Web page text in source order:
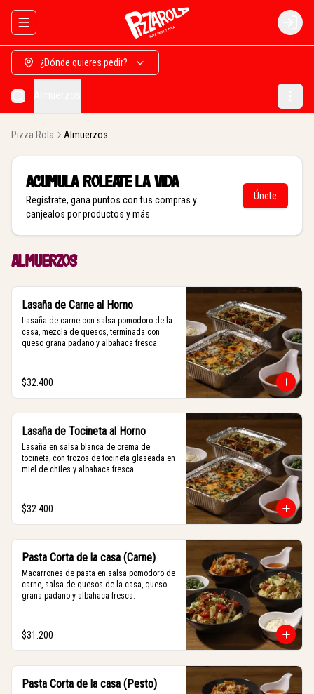
Abrir menu de navegación Login
¿Dónde quieres pedir?
Pizza Rola Almuerzos
AcumulaRoleate la vida
Regístrate, gana puntos con tus compras y
canjealos por productos y más
Únete
Almuerzos
Lasaña de Carne al Horno
Lasaña de carne con salsa pomodoro de la
casa, mezcla de quesos, terminada con
queso grana padano y albahaca fresca.
$32.400
Lasaña de Tocineta al Horno
Lasaña en salsa blanca de crema de
tocineta, con trozos de tocineta glaseada en
miel de chiles y albahaca fresca.
$32.400
Pasta Corta de la casa (Carne)
Macarrones de pasta en salsa pomodoro de
carne, salsa de quesos de la casa, queso
grana padano y albahaca fresca.
$31.200
Pasta Corta de la casa (Pesto)